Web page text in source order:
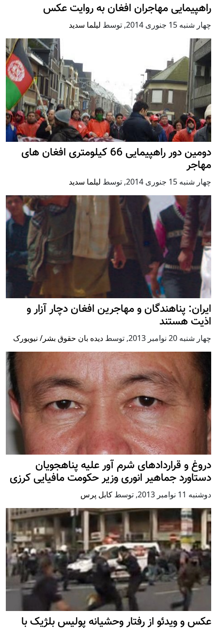
راهپیمایی مهاجران افغان به روایت عکس
چهار شنبه 15 جنوری 2014 , توسط لیلما سدید
دومین دور راهپیمایی 66 کیلومتری افغان های
مهاجر
چهار شنبه 15 جنوری 2014 , توسط لیلما سدید
ایران: پناهندگان و مهاجرین افغان دچار آزار و
اذیت هستند‏
چهار شنبه 20 نوامبر 2013 , توسط دیده بان حقوق بشر/ نیویورک
دروغ و قراردادهای شرم آور علیه پناهجویان
دستاورد جماهیر انوری وزیر حکومت مافیایی کرزی
دوشنبه 11 نوامبر 2013 , توسط کابل پرس
عکس و ویدئو از رفتار وحشیانه پولیس بلژيک با